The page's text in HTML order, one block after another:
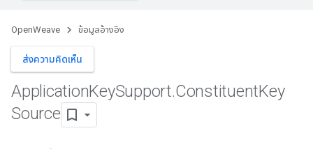
OpenWeave ข้อมูลอ้างอิง
ส่งความคิดเห็น
ApplicationKeySupport.ConstituentKey
Source